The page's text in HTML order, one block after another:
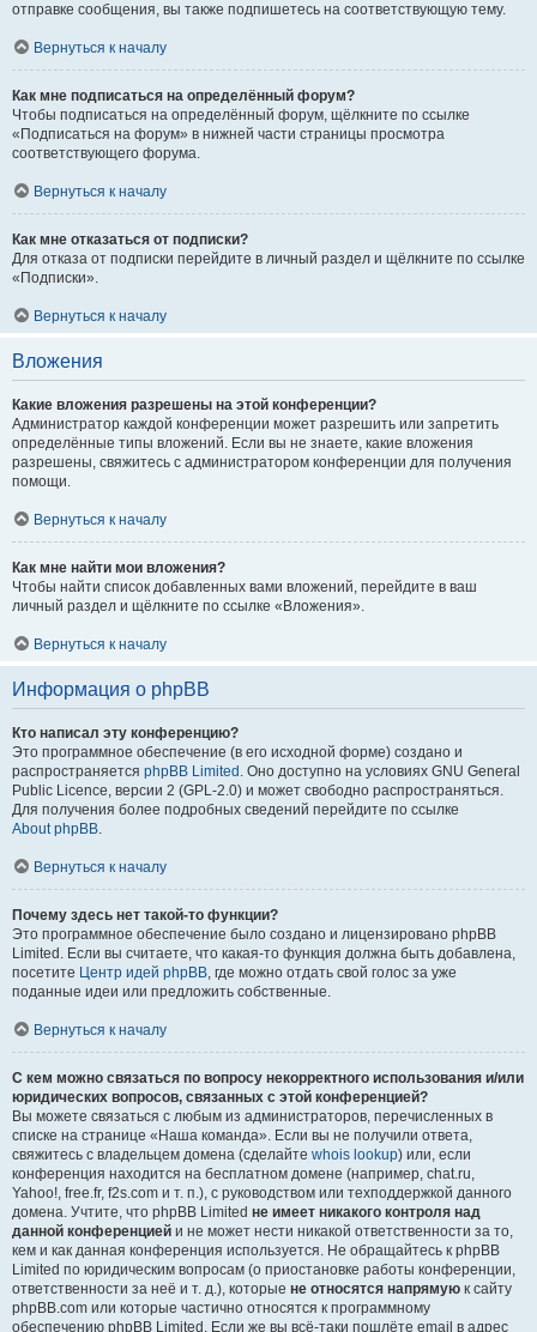
отправке сообщения, вы также подпишетесь на соответствующую тему.
Вернуться к началу
Как мне подписаться на определённый форум?
Чтобы подписаться на определённый форум, щёлкните по ссылке
«Подписаться на форум» в нижней части страницы просмотра
соответствующего форума.
Вернуться к началу
Как мне отказаться от подписки?
Для отказа от подписки перейдите в личный раздел и щёлкните по ссылке
«Подписки».
Вернуться к началу
Вложения
Какие вложения разрешены на этой конференции?
Администратор каждой конференции может разрешить или запретить
определённые типы вложений. Если вы не знаете, какие вложения
разрешены, свяжитесь с администратором конференции для получения
помощи.
Вернуться к началу
Как мне найти мои вложения?
Чтобы найти список добавленных вами вложений, перейдите в ваш
личный раздел и щёлкните по ссылке «Вложения».
Вернуться к началу
Информация о phpBB
Кто написал эту конференцию?
Это программное обеспечение (в его исходной форме) создано и
распространяется phpBB Limited . Оно доступно на условиях GNU General
Public Licence, версии 2 (GPL-2.0) и может свободно распространяться.
Для получения более подробных сведений перейдите по ссылке
About phpBB.
Вернуться к началу
Почему здесь нет такой-то функции?
Это программное обеспечение было создано и лицензировано phpBB
Limited. Если вы считаете, что какая-то функция должна быть добавлена,
посетите Центр идей phpBB, где можно отдать свой голос за уже
поданные идеи или предложить собственные.
Вернуться к началу
С кем можно связаться по вопросу некорректного использования и/или
юридических вопросов, связанных с этой конференцией?
Вы можете связаться с любым из администраторов, перечисленных в
списке на странице «Наша команда». Если вы не получили ответа,
свяжитесь с владельцем домена (сделайте whois lookup) или, если
конференция находится на бесплатном домене (например, chat.ru,
Yahoo!, free.fr, f2s.com и т. п.), с руководством или техподдержкой данного
домена. Учтите, что phpBB Limited не имеет никакого контроля над
данной конференцией и не может нести никакой ответственности за то,
кем и как данная конференция используется. Не обращайтесь к phpBB
Limited по юридическим вопросам (о приостановке работы конференции,
ответственности за неё и т. д.), которые не относятся напрямую к сайту
phpBB.com или которые частично относятся к программному
обеспечению phpBB Limited. Если же вы всё-таки пошлёте email в адрес